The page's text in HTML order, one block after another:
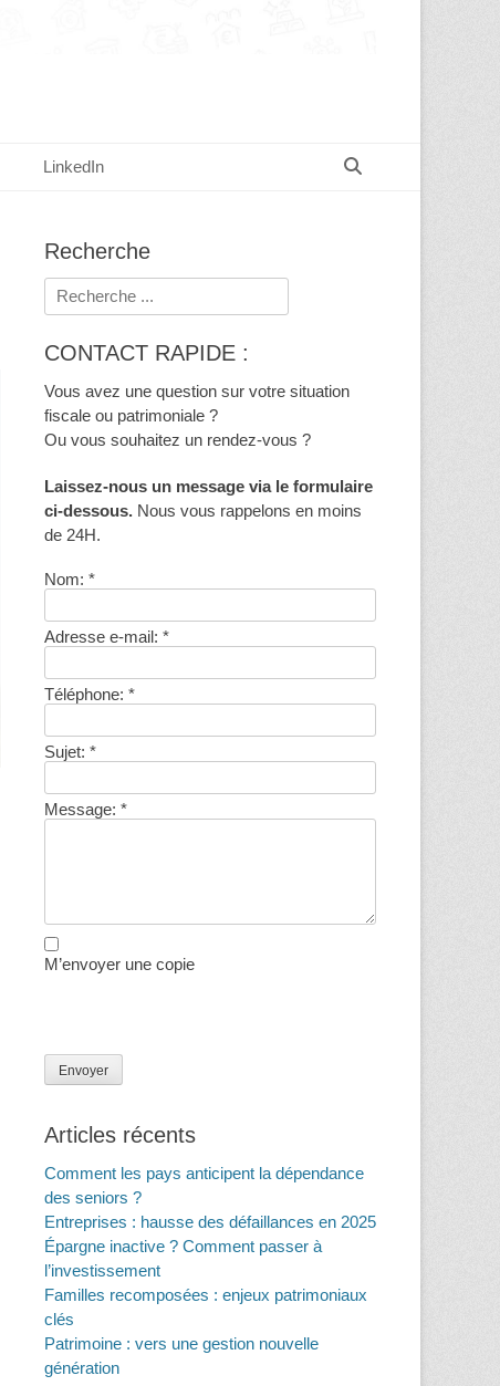
LinkedIn
Recherche
Rechercher :
CONTACT RAPIDE :
Vous avez une question sur votre situation
fiscale ou patrimoniale ?
Ou vous souhaitez un rendez-vous ?
Laissez-nous un message via le formulaire
ci-dessous. Nous vous rappelons en moins
de 24H.
Nom: *
Adresse e-mail: *
Téléphone: *
Sujet: *
Message: *
M’envoyer une copie
Articles récents
Comment les pays anticipent la dépendance
des seniors ?
Entreprises : hausse des défaillances en 2025
Épargne inactive ? Comment passer à
l’investissement
Familles recomposées : enjeux patrimoniaux
clés
Patrimoine : vers une gestion nouvelle
génération